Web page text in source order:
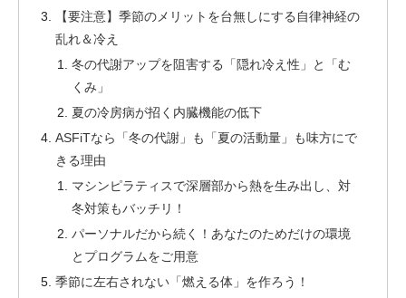
【要注意】季節のメリットを台無しにする自律神経の
乱れ＆冷え
冬の代謝アップを阻害する「隠れ冷え性」と「む
くみ」
夏の冷房病が招く内臓機能の低下
ASFiTなら「冬の代謝」も「夏の活動量」も味方にで
きる理由
マシンピラティスで深層部から熱を生み出し、対
冬対策もバッチリ！
パーソナルだから続く！あなたのためだけの環境
とプログラムをご用意
季節に左右されない「燃える体」を作ろう！